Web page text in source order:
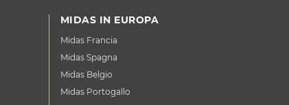
MIDAS IN EUROPA
Midas Francia
Midas Spagna
Midas Belgio
Midas Portogallo